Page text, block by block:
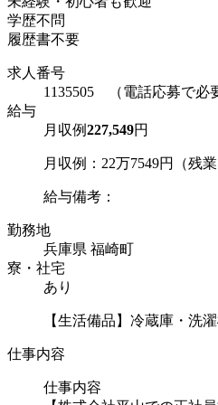
学歴不問
履歴書不要
求人番号
1135505 （電話応募で必
給与
月収例227,549円
月収例：22万7549円（残
給与備考：
勤務地
兵庫県 福崎町
寮・社宅
あり
【生活備品】冷蔵庫・洗
仕事内容
仕事内容